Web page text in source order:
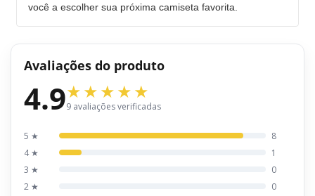
você a escolher sua próxima camiseta favorita.
Avaliações do produto
4.99 avaliações verificadas
5 ★
8
4 ★
1
3 ★
0
2 ★
0